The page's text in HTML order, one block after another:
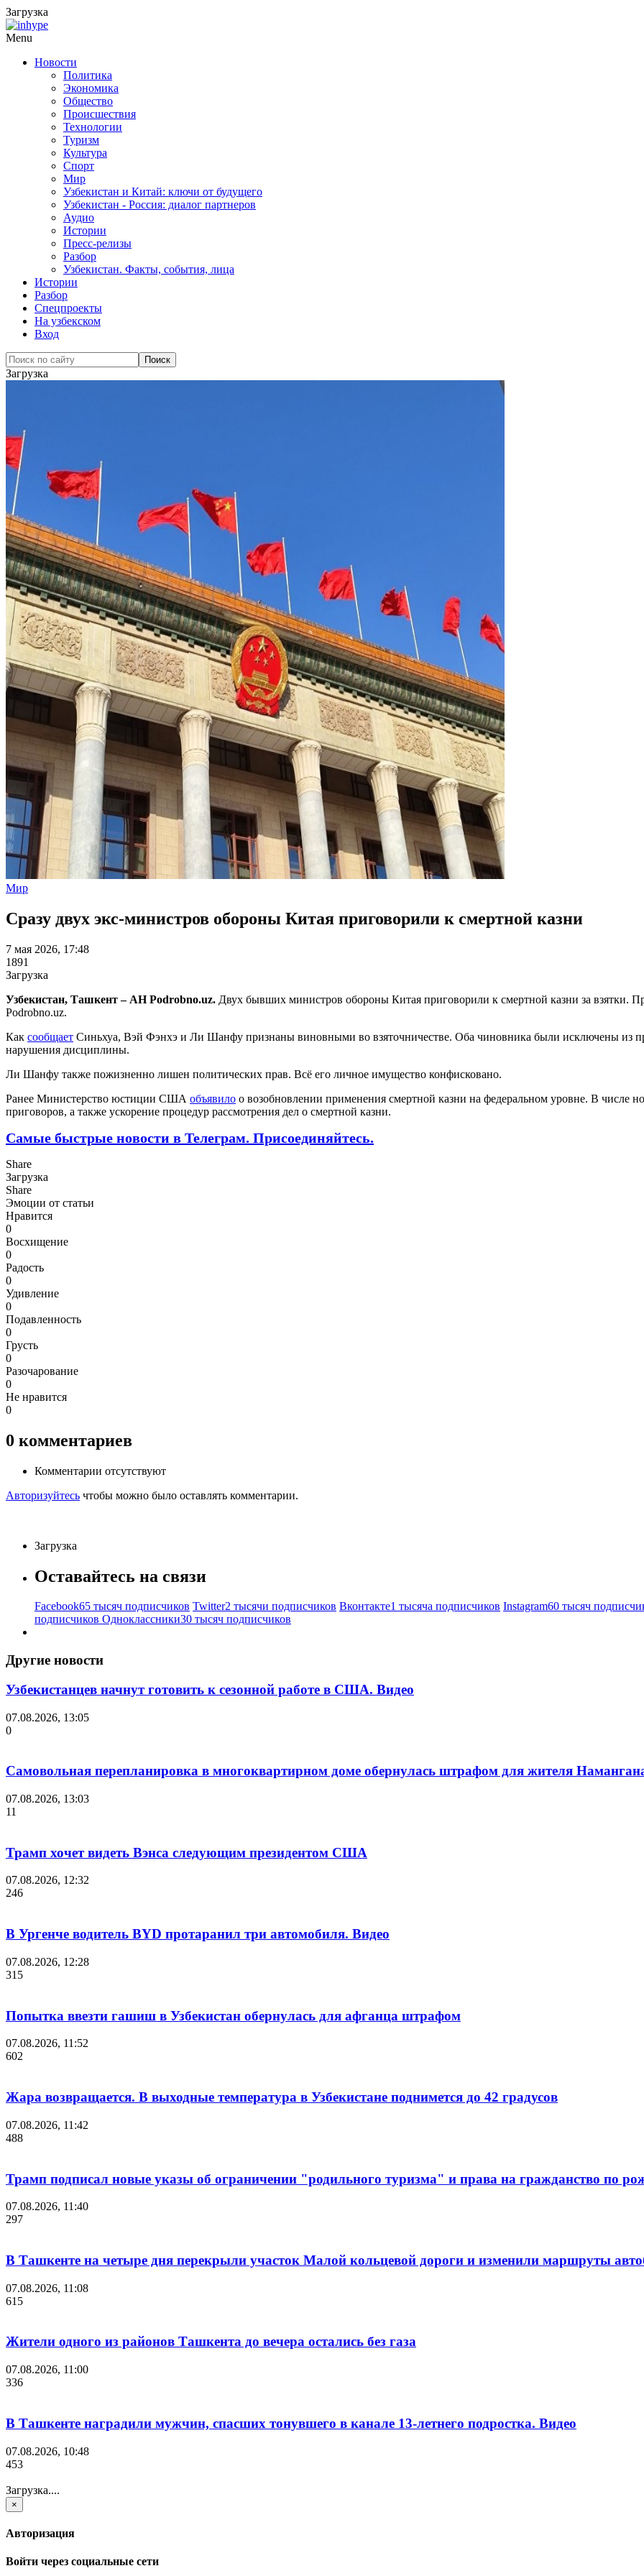
Загрузка
Menu
Новости
Политика
Экономика
Общество
Происшествия
Технологии
Туризм
Культура
Спорт
Мир
Узбекистан и Китай: ключи от будущего
Узбекистан - Россия: диалог партнеров
Аудио
Истории
Пресс-релизы
Разбор
Узбекистан. Факты, события, лица
Истории
Разбор
Спецпроекты
На узбекском
Вход
Загрузка
Мир
Сразу двух экс-министров обороны Китая приговорили к смертной казни
7 мая 2026, 17:48
1891
Загрузка
Узбекистан, Ташкент – АН Podrobno.uz. Двух бывших министров обороны Китая приговорили к смертной казни за взятки.
Podrobno.uz.
Как сообщает Синьхуа, Вэй Фэнхэ и Ли Шанфу признаны виновными во взяточничестве. Оба чиновника были исключены из
нарушения дисциплины.
Ли Шанфу также пожизненно лишен политических прав. Всё его личное имущество конфисковано.
Ранее Министерство юстиции США объявило о возобновлении применения смертной казни на федеральном уровне. В числе
приговоров, а также ускорение процедур рассмотрения дел о смертной казни.
Самые быстрые новости в Телеграм. Присоединяйтесь.
Share
Загрузка
Share
Эмоции от статьи
Нравится
0
Восхищение
0
Радость
0
Удивление
0
Подавленность
0
Грусть
0
Разочарование
0
Не нравится
0
0 комментариев
Комментарии отсутствуют
Авторизуйтесь чтобы можно было оставлять комментарии.
Загрузка
Оставайтесь на связи
Facebook65 тысяч подписчиков Twitter2 тысячи подписчиков Вконтакте1 тысяча подписчиков Instagram60 тысяч
подписчиков Одноклассники30 тысяч подписчиков
Другие новости
Узбекистанцев начнут готовить к сезонной работе в США. Видео
07.08.2026, 13:05
0
Самовольная перепланировка в многоквартирном доме обернулась штрафом для жителя
07.08.2026, 13:03
11
Трамп хочет видеть Вэнса следующим президентом США
07.08.2026, 12:32
246
В Ургенче водитель BYD протаранил три автомобиля. Видео
07.08.2026, 12:28
315
Попытка ввезти гашиш в Узбекистан обернулась для афганца штрафом
07.08.2026, 11:52
602
Жара возвращается. В выходные температура в Узбекистане поднимется до 42 градусов
07.08.2026, 11:42
488
Трамп подписал новые указы об ограничении "родильного туризма" и права на гражданство по
07.08.2026, 11:40
297
В Ташкенте на четыре дня перекрыли участок Малой кольцевой дороги и изменили маршруты
07.08.2026, 11:08
615
Жители одного из районов Ташкента до вечера остались без газа
07.08.2026, 11:00
336
В Ташкенте наградили мужчин, спасших тонувшего в канале 13-летнего подростка. Видео
07.08.2026, 10:48
453
Загрузка....
×
Авторизация
Войти через социальные сети